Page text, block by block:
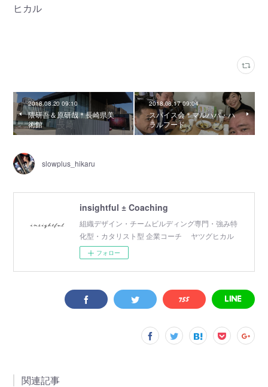
ヒカル
2018.08.20 09:10
隈研吾＆原研哉＊長崎県美
術館
2018.08.17 09:04
スパイス会＊マルハバ・ハ
ラルフード
slowplus_hikaru
insightful ± Coaching
組織デザイン・チームビルディング専門・強み特
化型・カタリスト型 企業コーチ ヤツグヒカル
フォロー
関連記事